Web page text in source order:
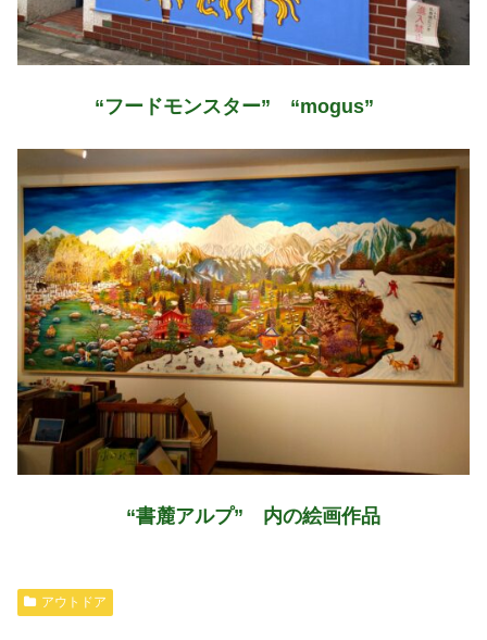
“フードモンスター” “mogus”
“書麓アルプ” 内の絵画作品
アウトドア